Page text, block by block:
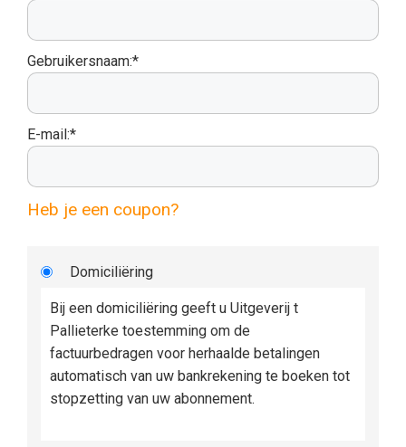
Gebruikersnaam:*
E-mail:*
Heb je een coupon?
Domiciliëring
Bij een domiciliëring geeft u Uitgeverij t
Pallieterke toestemming om de
factuurbedragen voor herhaalde betalingen
automatisch van uw bankrekening te boeken tot
stopzetting van uw abonnement.